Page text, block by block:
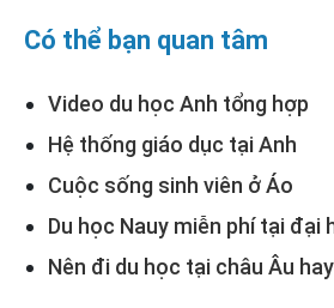
Có thể bạn quan tâm
Video du học Anh tổng hợp
Hệ thống giáo dục tại Anh
Cuộc sống sinh viên ở Áo
Du học Nauy miễn phí tại đại
Nên đi du học tại châu Âu